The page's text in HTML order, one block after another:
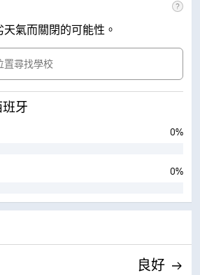
氣而關閉的可能性。
班牙
0%
0%
良好